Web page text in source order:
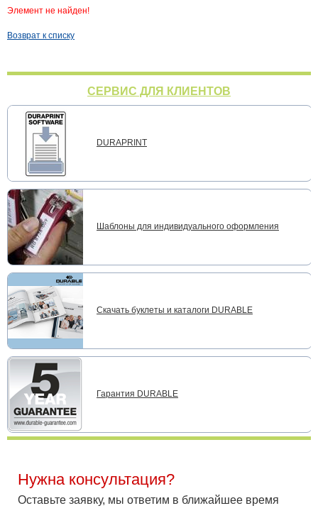
Элемент не найден!
Возврат к списку
СЕРВИС ДЛЯ КЛИЕНТОВ
DURAPRINT
Шаблоны для индивидуального оформления
Скачать буклеты и каталоги DURABLE
Гарантия DURABLE
Нужна консультация?
Оставьте заявку, мы ответим в ближайшее время